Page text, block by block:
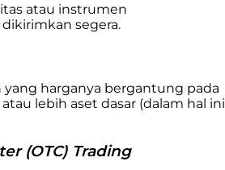
atau instrumen
segera.
harganya bergantung pada
lebih aset dasar (dalam hal ini
(OTC) Trading